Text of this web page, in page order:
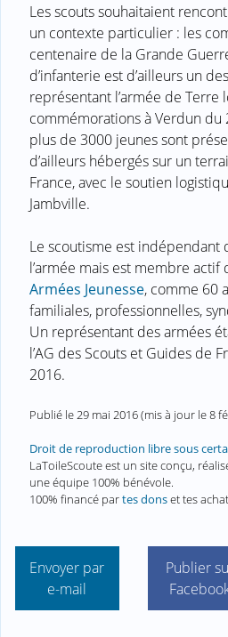
Les scouts souhaitaient
un contexte particulier : les
centenaire de la Grande
d’infanterie est d’ailleurs un
représentant l’armée de Terre
commémorations à Verdun du
plus de 3000 jeunes sont
d’ailleurs hébergés sur un
France, avec le soutien
Jambville.
Le scoutisme est indépendant
l’armée mais est membre actif
Armées Jeunesse, comme 60
familiales, professionnelles,
Un représentant des armées
l’AG des Scouts et Guides de
2016.
Publié le29 mai 2016(mis à jour le8
Droit de reproduction libre sous
LaToileScoute est un site conçu,
une équipe 100% bénévole.
100% financé partes donset tes
Envoyer par
e-mail
Publier